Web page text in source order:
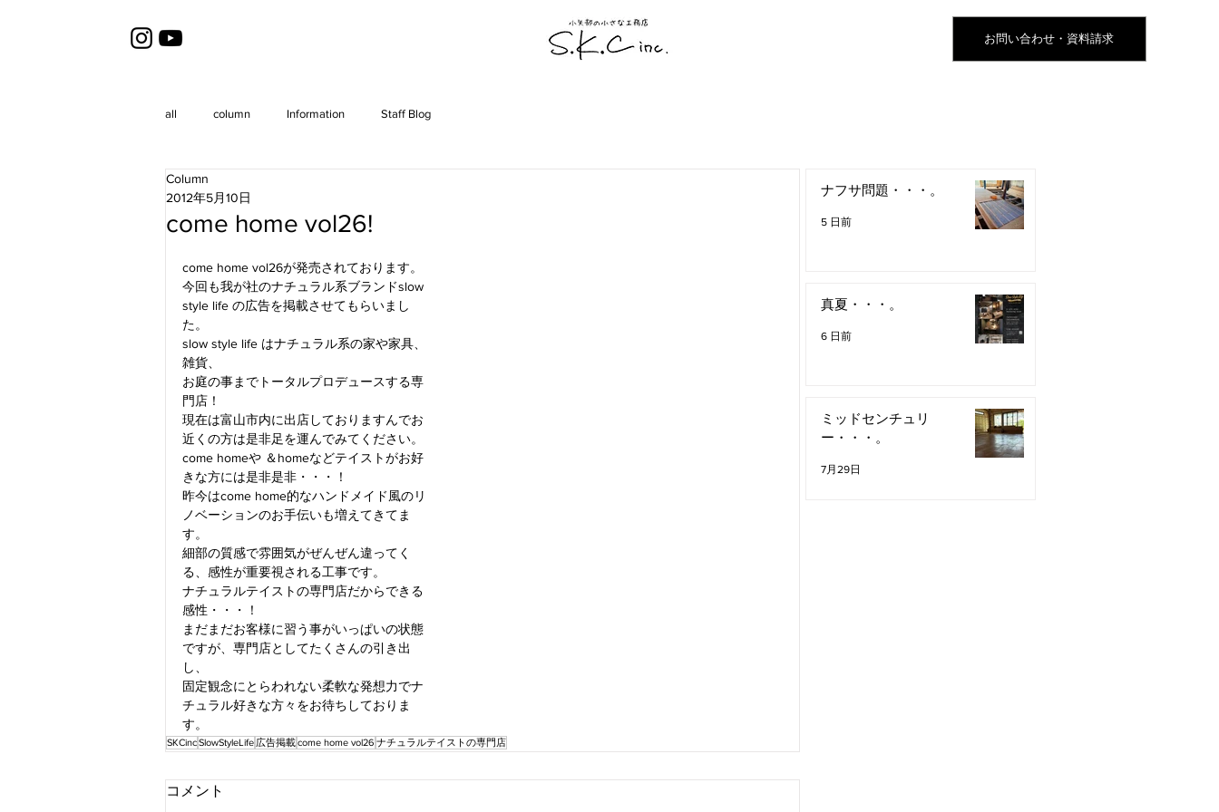
お問い合わせ・資料請求
all column Information Staff Blog
come home vol26!
Column
2012年5月10日
come home vol26が発売されております。
今回も我が社のナチュラル系ブランドslow
style life の広告を掲載させてもらいまし
た。
slow style life はナチュラル系の家や家具、
雑貨、
お庭の事までトータルプロデュースする専
門店！
現在は富山市内に出店しておりますんでお
近くの方は是非足を運んでみてください。
come homeや ＆homeなどテイストがお好
きな方には是非是非・・・！
昨今はcome home的なハンドメイド風のリ
ノベーションのお手伝いも増えてきてま
す。
細部の質感で雰囲気がぜんぜん違ってく
る、感性が重要視される工事です。
ナチュラルテイストの専門店だからできる
感性・・・！
まだまだお客様に習う事がいっぱいの状態
ですが、専門店としてたくさんの引き出
し、
固定観念にとらわれない柔軟な発想力でナ
チュラル好きな方々をお待ちしておりま
す。
SKCincSlowStyleLife 広告掲載come home vol26 ナチュラルテイストの専門店
コメント
ナフサ問題・・・。
5 日前
真夏・・・。
6 日前
ミッドセンチュリ
ー・・・。
7月29日